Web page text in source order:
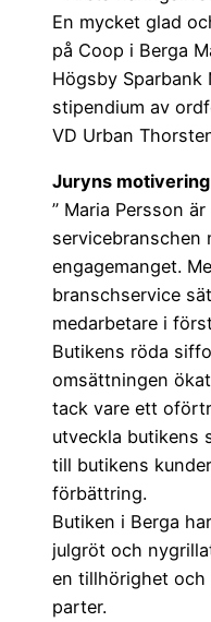
En mycket glad
på Coop i Berga
Högsby
stipendium av
VD Urban
Juryns motivering
” Maria Persson
servicebranschen
engagemanget.
branschservice
medarbetare i
Butikens röda
omsättningen
tack vare ett
utveckla butikens
till butikens
förbättring.
Butiken i Berga
julgröt och
en tillhörighet och
parter.